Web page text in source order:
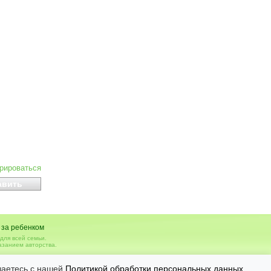
ребенком
всей семьи.
авторства.
с нашей Политикой обработки персональных данных